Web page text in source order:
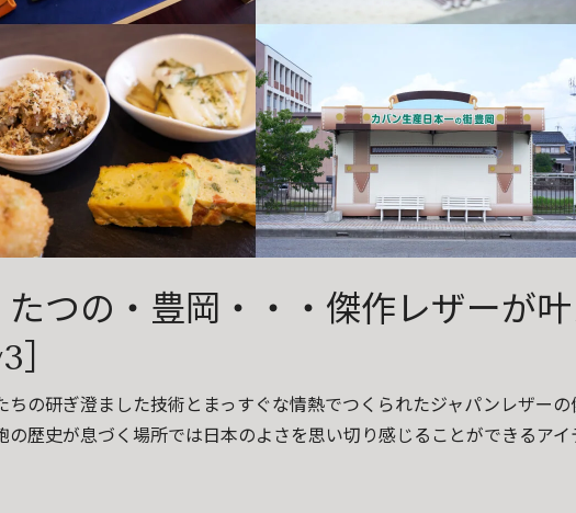
つの・豊岡・・・傑作レザーが
］
ちの研ぎ澄ました技術とまっすぐな情熱でつくられたジャパンレザーの
の歴史が息づく場所では日本のよさを思い切り感じることができるアイ